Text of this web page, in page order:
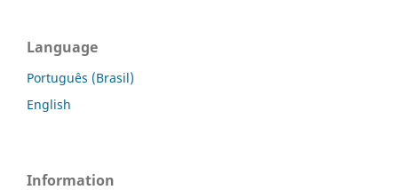
Language
Português (Brasil)
English
Information